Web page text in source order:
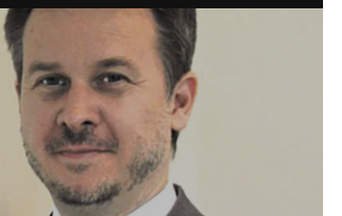
obtidas pela J&F, o árbitro
dividia salas, telefones,
até clientes com o escritório
que defende a Paper
foto ao lado, uma planta da